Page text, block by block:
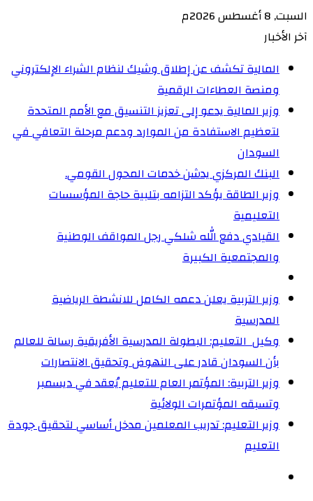
السبت, 8 أغسطس 2026م
آخر الأخبار
المالية تكشف عن إطلاق وشيك لنظام الشراء الإلكتروني
ومنصة العطاءات الرقمية
وزير المالية يدعو إلى تعزيز التنسيق مع الأمم المتحدة
لتعظيم الاستفادة من الموارد ودعم مرحلة التعافي في
السودان
البنك المركزي يدشن خدمات المحول القومي.
وزير الطاقة يؤكد التزامه بتلبية حاجة المؤسسات
التعليمية
القيادي دفع الله شلكي رجل المواقف الوطنية
والمجتمعية الكبيرة
وزير التربية يعلن دعمه الكامل للانشطة الرياضية
المدرسية
وكيل التعليم: البطولة المدرسية الأفريقية رسالة للعالم
بأن السودان قادر على النهوض وتحقيق الانتصارات
وزير التربية: المؤتمر العام للتعليم يُعقد في ديسمبر
وتسبقه المؤتمرات الولائية
وزير التعليم: تدريب المعلمين مدخل أساسي لتحقيق جودة
التعليم